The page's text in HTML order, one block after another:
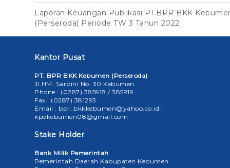
Laporan Keuangan Publikasi PT.BPR BKK
(Perseroda) Periode TW 3 Tahun 2022
Kantor Pusat
PT. BPR BKK Kebumen (Perseroda)
Jl.HM. Sarbini No. 30 Kebumen
Phone : (0287) 385918 / 385919
Fax : (0287) 381293
Email : bpr_bkkkebumen@yahoo.co.id |
kpokebumen08@gmail.com
Stake Holder
Bank Milik Pemerintah
Pemerintah Daerah Kabupaten Kebumen